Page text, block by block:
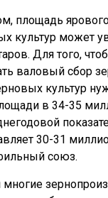
площадь
культур может
Для того,
валовый сбор
культур
в 34-35
30-31
союз.